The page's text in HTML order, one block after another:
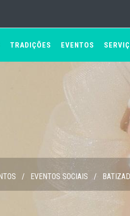
TRADIÇÕES EVENTOS
/ EVENTOS SOCIAIS /